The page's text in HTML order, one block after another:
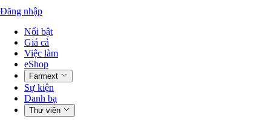
Đăng nhập
Nổi bật
Giá cả
Việc làm
eShop
Farmext
Sự kiện
Danh bạ
Thư viện